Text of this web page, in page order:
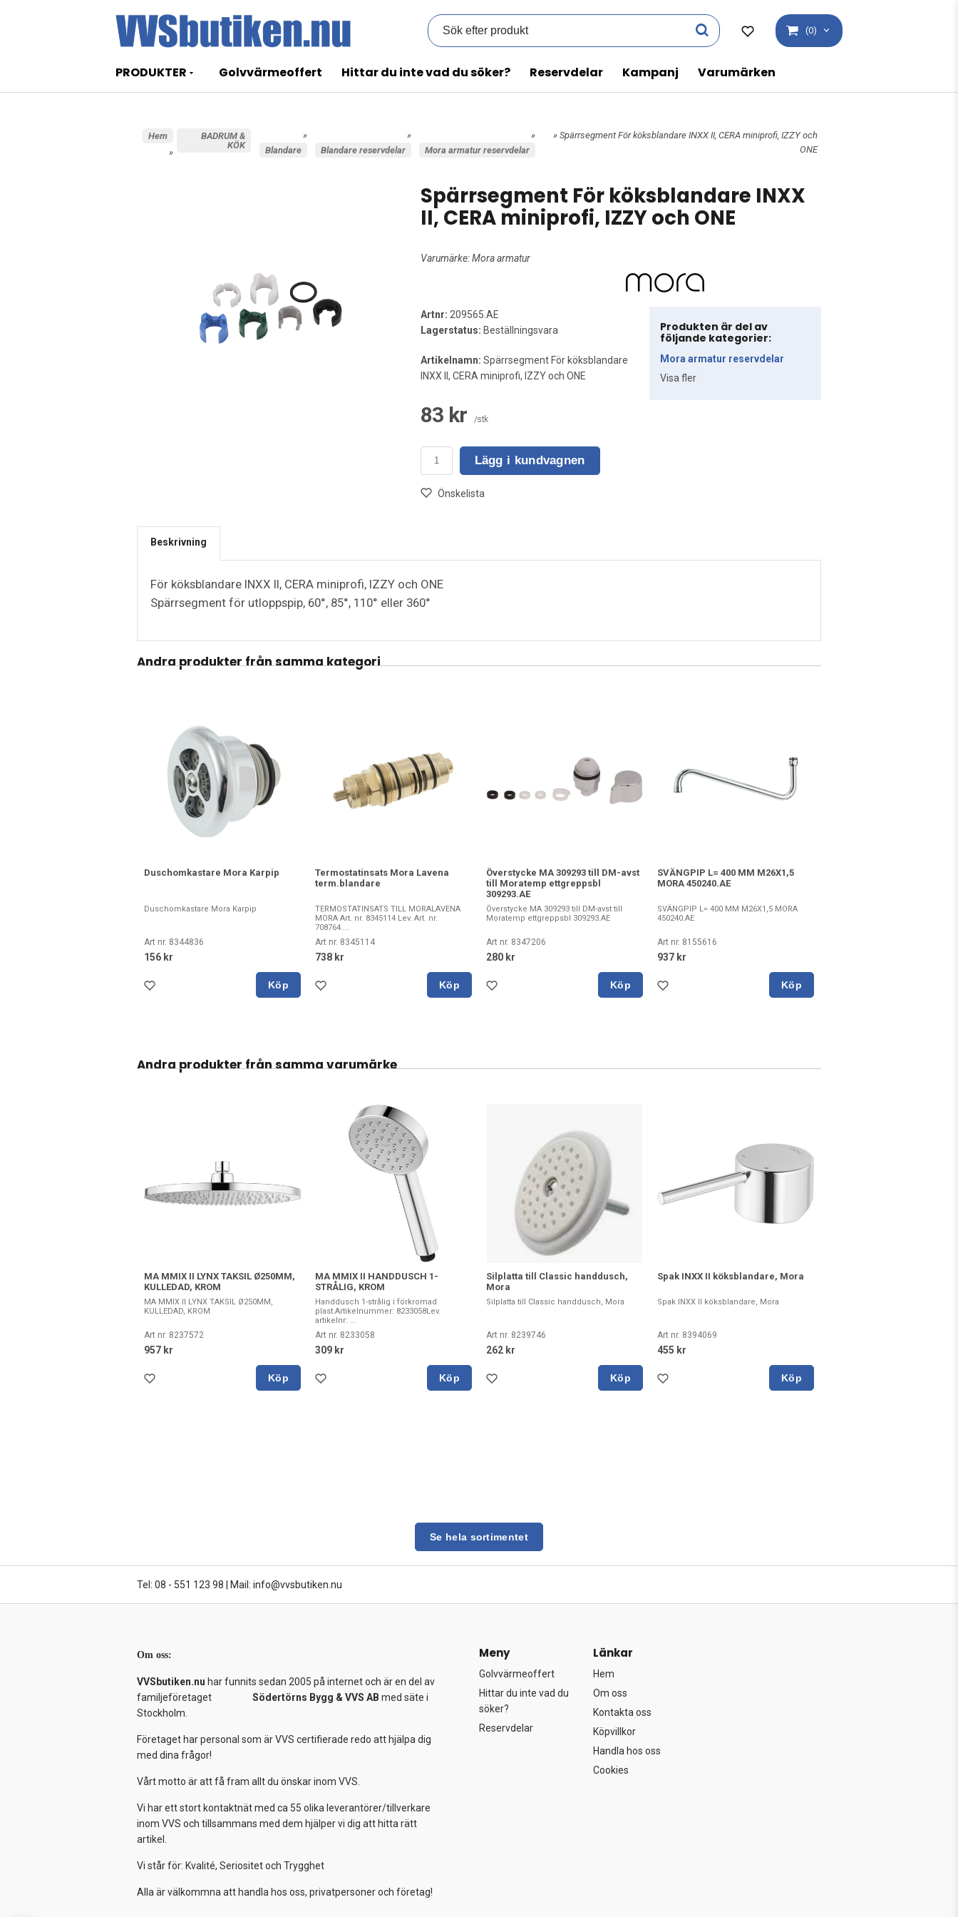
(0)
PRODUKTER Golvvärmeoffert Hittar du inte vad du söker? Reservdelar Kampanj Varumärken
Hem
»
BADRUM &
KÖK
»
Blandare
»
Blandare reservdelar
»
Mora armatur reservdelar
» Spärrsegment För köksblandare INXX II, CERA miniprofi, IZZY och
ONE
Spärrsegment För köksblandare INXX
II, CERA miniprofi, IZZY och ONE
Varumärke:Mora armatur
Artnr: 209565.AE
Lagerstatus: Beställningsvara
Artikelnamn: Spärrsegment För köksblandare
INXX II, CERA miniprofi, IZZY och ONE
83 kr /stk
Lägg i kundvagnen
Önskelista
Produkten är del av
följande kategorier:
Mora armatur reservdelar
Visa fler
Beskrivning
För köksblandare INXX II, CERA miniprofi, IZZY och ONE
Spärrsegment för utloppspip, 60°, 85°, 110° eller 360°
Andra produkter från samma kategori
Duschomkastare Mora Karpip
Duschomkastare Mora Karpip
Art nr. 8344836
156 kr
Köp
Termostatinsats Mora Lavena
term.blandare
TERMOSTATINSATS TILL MORALAVENA
MORA Art. nr. 8345114 Lev. Art. nr.
708764....
Art nr. 8345114
738 kr
Köp
Överstycke MA 309293 till DM-avst
till Moratemp ettgreppsbl
309293.AE
Överstycke MA 309293 till DM-avst till
Moratemp ettgreppsbl 309293.AE
Art nr. 8347206
280 kr
Köp
SVÄNGPIP L= 400 MM M26X1,5
MORA 450240.AE
SVÄNGPIP L= 400 MM M26X1,5 MORA
450240.AE
Art nr. 8155616
937 kr
Köp
Andra produkter från samma varumärke
MA MMIX II LYNX TAKSIL Ø250MM,
KULLEDAD, KROM
MA MMIX II LYNX TAKSIL Ø250MM,
KULLEDAD, KROM
Art nr. 8237572
957 kr
Köp
MA MMIX II HANDDUSCH 1-
STRÅLIG, KROM
Handdusch 1-strålig i förkromad
plast.Artikelnummer: 8233058Lev.
artikelnr: ...
Art nr. 8233058
309 kr
Köp
Silplatta till Classic handdusch,
Mora
Silplatta till Classic handdusch, Mora
Art nr. 8239746
262 kr
Köp
Spak INXX II köksblandare, Mora
Spak INXX II köksblandare, Mora
Art nr. 8394069
455 kr
Köp
Se hela sortimentet
Tel: 08 - 551 123 98 Mail: info@vvsbutiken.nu
Om oss:
VVSbutiken.nu har funnits sedan 2005 på internet och är en del av
familjeföretaget Södertörns Bygg & VVS AB med säte i
Stockholm.
Företaget har personal som är VVS certifierade redo att hjälpa dig
med dina frågor!
Vårt motto är att få fram allt du önskar inom VVS.
Vi har ett stort kontaktnät med ca 55 olika leverantörer/tillverkare
inom VVS och tillsammans med dem hjälper vi dig att hitta rätt
artikel.
Vi står för: Kvalité, Seriositet och Trygghet
Alla är välkommna att handla hos oss, privatpersoner och företag!
Meny
Golvvärmeoffert
Hittar du inte vad du
söker?
Reservdelar
Länkar
Hem
Om oss
Kontakta oss
Köpvillkor
Handla hos oss
Cookies